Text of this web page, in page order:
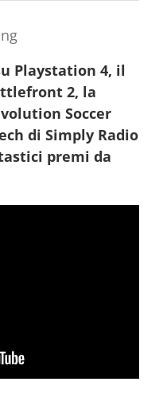
Playstation 4, il
2, la
Soccer
di Simply Radio
premi da